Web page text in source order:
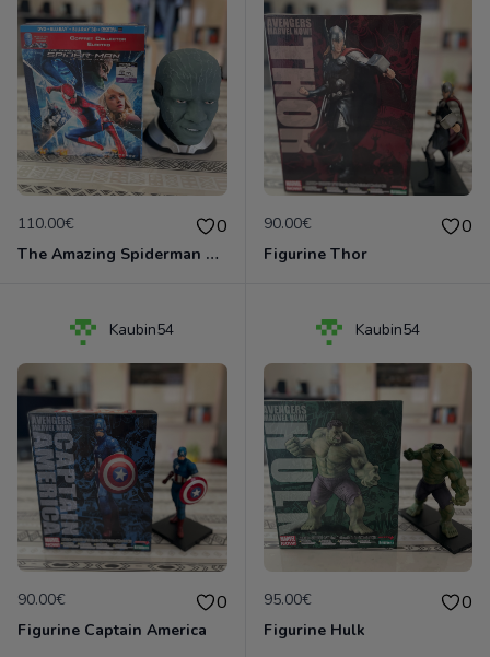
110.00€ 0
The Amazing Spiderman 2 - coffret collector tête d'Electro
90.00€ 0
Figurine Thor
Kaubin54
90.00€ 0
Figurine Captain America
Kaubin54
95.00€ 0
Figurine Hulk